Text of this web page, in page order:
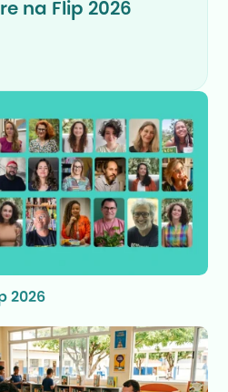
na Flip 2026
2026